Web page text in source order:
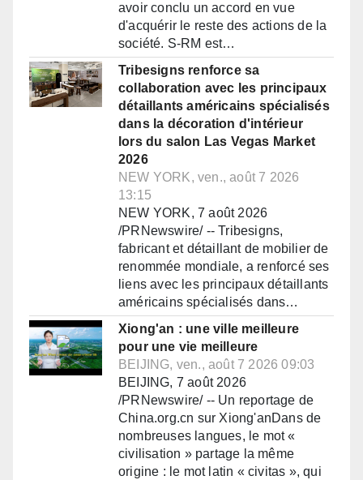
avoir conclu un accord en vue
d'acquérir le reste des actions de la
société. S-RM est…
Tribesigns renforce sa
collaboration avec les principaux
détaillants américains spécialisés
dans la décoration d'intérieur
lors du salon Las Vegas Market
2026
NEW YORK, ven., août 7 2026
13:15
NEW YORK, 7 août 2026
/PRNewswire/ -- Tribesigns,
fabricant et détaillant de mobilier de
renommée mondiale, a renforcé ses
liens avec les principaux détaillants
américains spécialisés dans…
Xiong'an : une ville meilleure
pour une vie meilleure
BEIJING, ven., août 7 2026 09:03
BEIJING, 7 août 2026
/PRNewswire/ -- Un reportage de
China.org.cn sur Xiong'anDans de
nombreuses langues, le mot «
civilisation » partage la même
origine : le mot latin « civitas », qui